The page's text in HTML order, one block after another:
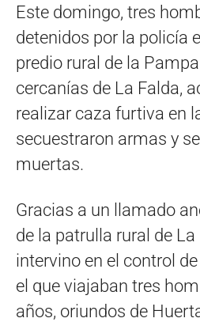
Este domingo, tres
detenidos por la policía
predio rural de la
cercanías de La Falda,
realizar caza furtiva en
secuestraron armas y
muertas.
Gracias a un llamado
de la patrulla rural de
intervino en el control
el que viajaban tres
años, oriundos de